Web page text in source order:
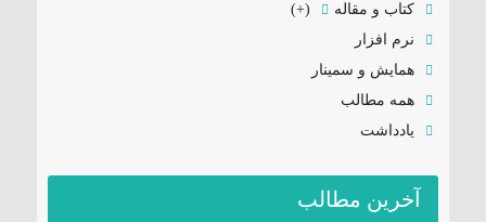
کتاب و مقاله
(+)
نرم افزار
همایش و سمینار
همه مطالب
یادداشت
آخرین مطالب